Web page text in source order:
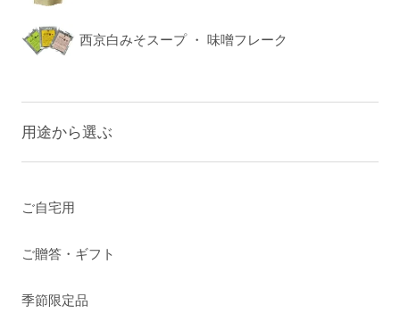
西京白みそスープ ・ 味噌フレーク
用途から選ぶ
ご自宅用
ご贈答・ギフト
季節限定品